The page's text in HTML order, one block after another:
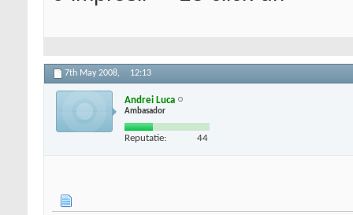
7th May 2008, 12:13
Andrei Luca
Ambasador
Reputatie: 44